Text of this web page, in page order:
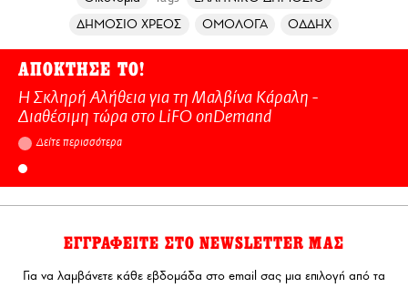
ΔΗΜΟΣΙΟ ΧΡΕΟΣ
ΟΜΟΛΟΓΑ ΟΔΔΗΧ
ΑΠΟΚΤΗΣΕ ΤΟ!
Η Σκληρή Αλήθεια για τη Μαλβίνα Κάραλη -
Διαθέσιμη τώρα στo LiFO onDemand
Δείτε περισσότερα
ΕΓΓΡΑΦΕΙΤΕ ΣΤΟ NEWSLETTER ΜΑΣ
Για να λαμβάνετε κάθε εβδομάδα στο email σας μια επιλογή από τα